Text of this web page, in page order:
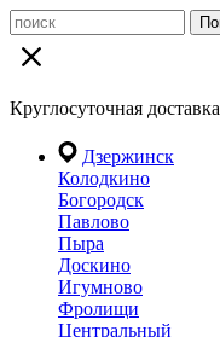
Круглосуточная
Дзержинск
Колодкино
Богородск
Павлово
Пыра
Доскино
Игумново
Фролищи
Центральный